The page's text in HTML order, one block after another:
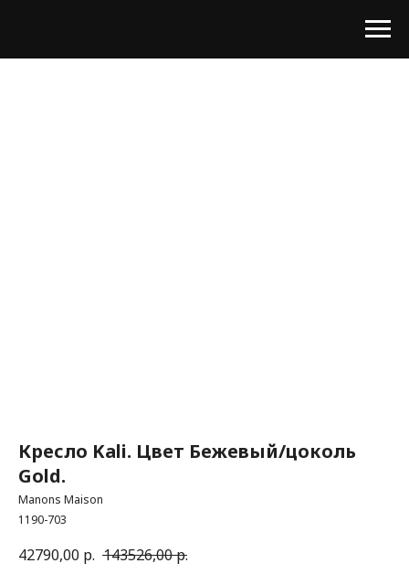
Кресло Kali. Цвет Бежевый/цоколь
Gold.
Manons Maison
1190-703
42790,00 р. 143526,00р.